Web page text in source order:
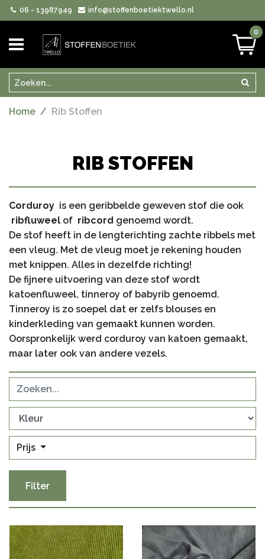
06 - 13987949 info@stoffenboetiektwello.nl
0
Zoeken
Home Rib Stoffen
RIB STOFFEN
Corduroy is een geribbelde geweven stof die ook
ribfluweel of ribcord genoemd wordt.
De stof heeft in de lengterichting zachte ribbels met
een vleug. Met de vleug moet je rekening houden
met knippen. Alles in dezelfde richting!
De fijnere uitvoering van deze stof wordt
katoenfluweel, tinneroy of babyrib genoemd.
Tinneroy is zo soepel dat er zelfs blouses en
kinderkleding van gemaakt kunnen worden.
Oorspronkelijk werd corduroy van katoen gemaakt,
maar later ook van andere vezels.
Prijs
Filter